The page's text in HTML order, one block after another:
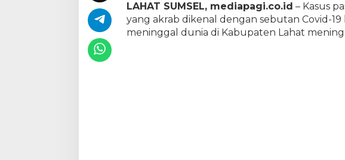
d
-
1
LAHAT SUMSEL, mediapagi.co.id – Kasus
yang akrab dikenal dengan sebutan Covid-
meninggal dunia di Kabupaten Lahat